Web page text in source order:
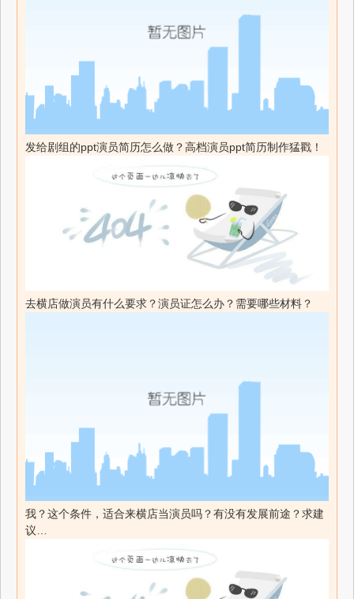
发给剧组的ppt演员简历怎么做？高档演员ppt简历制作猛戳！
去横店做演员有什么要求？演员证怎么办？需要哪些材料？
我？这个条件，适合来横店当演员吗？有没有发展前途？求建
议…